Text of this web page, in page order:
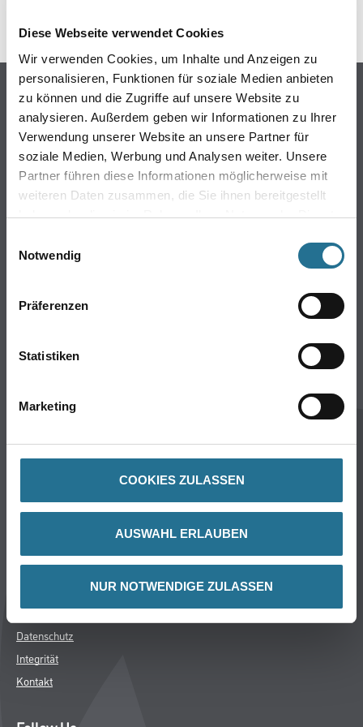
Diese Webseite verwendet Cookies
Wir verwenden Cookies, um Inhalte und Anzeigen zu
personalisieren, Funktionen für soziale Medien anbieten
zu können und die Zugriffe auf unsere Website zu
analysieren. Außerdem geben wir Informationen zu Ihrer
Verwendung unserer Website an unsere Partner für
soziale Medien, Werbung und Analysen weiter. Unsere
Partner führen diese Informationen möglicherweise mit
weiteren Daten zusammen, die Sie ihnen bereitgestellt
haben oder die sie im Rahmen Ihrer Nutzung der Dienste
Notwendig
Präferenzen
Statistiken
Marketing
COOKIES ZULASSEN
AUSWAHL ERLAUBEN
NUR NOTWENDIGE ZULASSEN
Online-Shop
Farbe
WDV-Systeme
Trockenbau
Werkzeug & Maschinen
Unternehmen
Services
Marken
Rechtliches
Nutzungsbedingungen
Logistik- und Servicepreisliste
Impressum
Datenschutz
Integrität
Kontakt